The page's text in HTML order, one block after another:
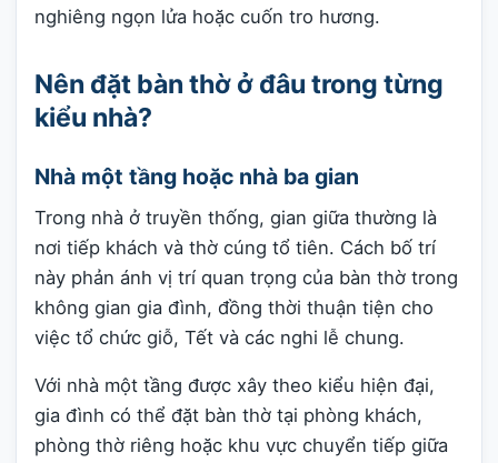
nghiêng ngọn lửa hoặc cuốn tro hương.
Nên đặt bàn thờ ở đâu trong từng
kiểu nhà?
Nhà một tầng hoặc nhà ba gian
Trong nhà ở truyền thống, gian giữa thường là
nơi tiếp khách và thờ cúng tổ tiên. Cách bố trí
này phản ánh vị trí quan trọng của bàn thờ trong
không gian gia đình, đồng thời thuận tiện cho
việc tổ chức giỗ, Tết và các nghi lễ chung.
Với nhà một tầng được xây theo kiểu hiện đại,
gia đình có thể đặt bàn thờ tại phòng khách,
phòng thờ riêng hoặc khu vực chuyển tiếp giữa